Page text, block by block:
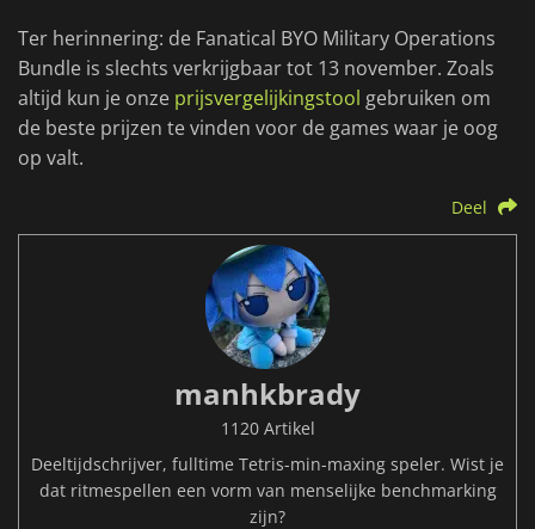
Ter herinnering: de Fanatical BYO Military Operations
Bundle is slechts verkrijgbaar tot 13 november. Zoals
altijd kun je onze prijsvergelijkingstool gebruiken om
de beste prijzen te vinden voor de games waar je oog
op valt.
Deel
manhkbrady
1120 Artikel
Deeltijdschrijver, fulltime Tetris-min-maxing speler. Wist je
dat ritmespellen een vorm van menselijke benchmarking
zijn?